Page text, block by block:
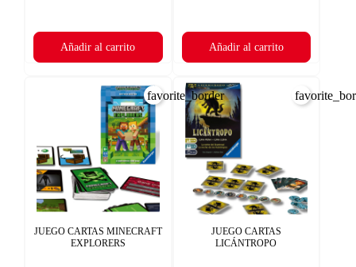
Añadir al carrito Añadir al carrito
JUEGO CARTAS MINECRAFT
EXPLORERS
favorite_border
JUEGO CARTAS
LICÁNTROPO